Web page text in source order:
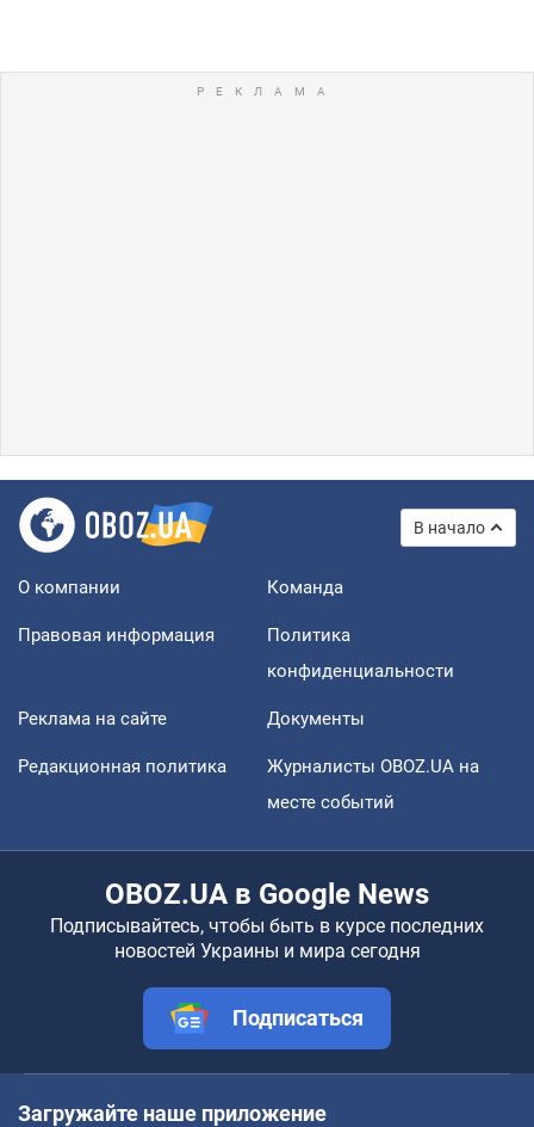
В начало
О компании Команда
Правовая информация
Политика
конфиденциальности
Реклама на сайте Документы
Редакционная политика
Журналисты OBOZ.UA на
месте событий
OBOZ.UA в Google News
Подписывайтесь, чтобы быть в курсе последних
новостей Украины и мира сегодня
Подписаться
Загружайте наше приложение